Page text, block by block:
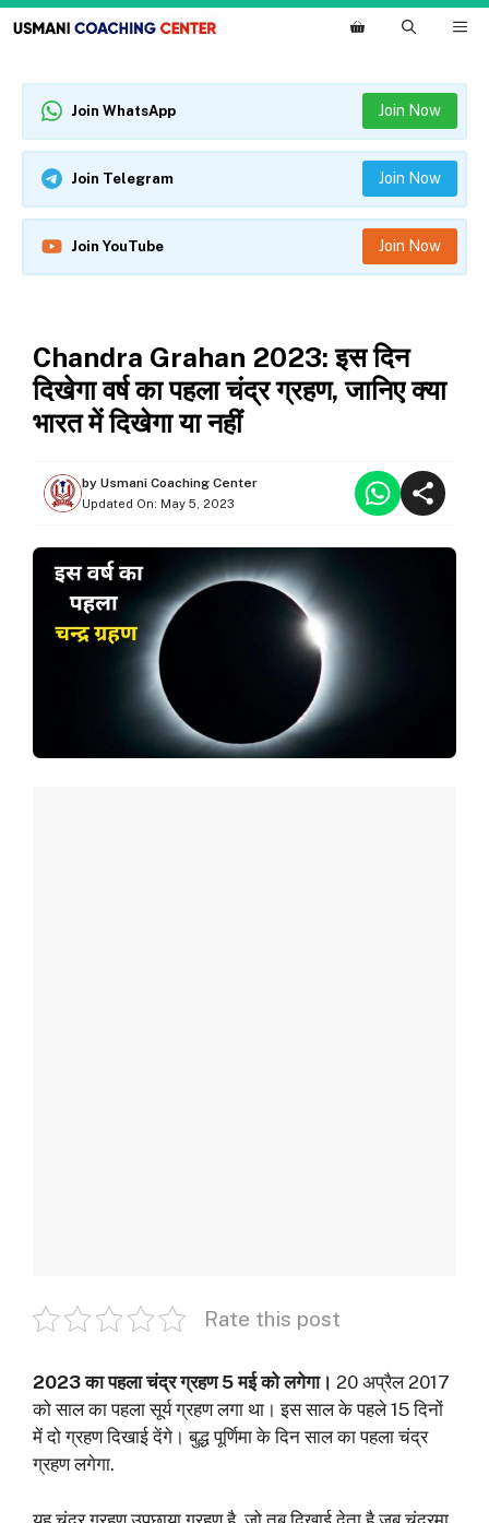
Skip
to
Join WhatsApp Join Now
Join Telegram Join Now
Join YouTube Join Now
Chandra Grahan 2023: इस दिन
दिखेगा वर्ष का पहला चंद्र ग्रहण, जानिए क्या
भारत में दिखेगा या नहीं
by Usmani Coaching Center
Updated On: May 5, 2023
Rate this post
2023 का पहला चंद्र ग्रहण 5 मई को लगेगा। 20 अप्रैल 2017
को साल का पहला सूर्य ग्रहण लगा था। इस साल के पहले 15 दिनों
में दो ग्रहण दिखाई देंगे। बुद्ध पूर्णिमा के दिन साल का पहला चंद्र
ग्रहण लगेगा.